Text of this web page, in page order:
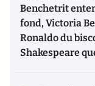
Benchetrit
fond, Victoria
Ronaldo du
Shakespeare